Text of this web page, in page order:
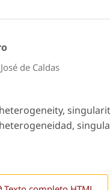
de Caldas